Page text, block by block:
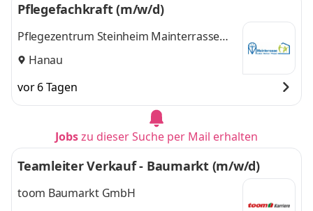
Pflegefachkraft (m/w/d)
Pflegezentrum Steinheim Mainterrasse
GmbH
Hanau
vor 6 Tagen
Jobszu dieser Suche per Mail erhalten
Teamleiter Verkauf - Baumarkt (m/w/d)
toom Baumarkt GmbH